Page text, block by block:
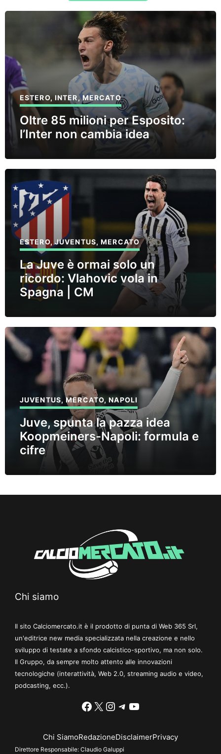
ESTERO, INTER,MERCATO
Oltre 85 milioni per Esposito:
l’Inter non cambia idea
ESTERO, JUVENTUS,MERCATO
La Juve è ormai solo un
ricordo: Vlahovic vola in
Spagna | CM
JUVENTUS,MERCATO,NAPOLI
Juve, spunta la pazza idea
Koopmeiners-Napoli: formula e
cifre
Chi siamo
Il sito Calciomercato.it è il prodotto di punta di Web 365 Srl,
un'editrice new media specializzata nella creazione e nello
sviluppo di testate a sfondo calcistico-sportivo, ma non solo.
Il Gruppo, da sempre molto attento alle innovazioni
tecnologiche (interattività, Web 2.0, streaming audio e video,
podcasting, ecc.).
Facebook
X Instagram
Telegram
YouTube
Chi SiamoRedazioneDisclaimerPrivacy
Direttore Responsabile: Claudio Galuppi